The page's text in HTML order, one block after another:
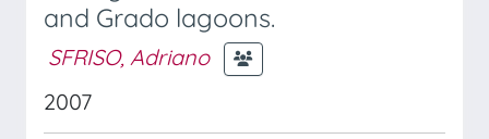
and Grado lagoons.
SFRISO, Adriano
2007